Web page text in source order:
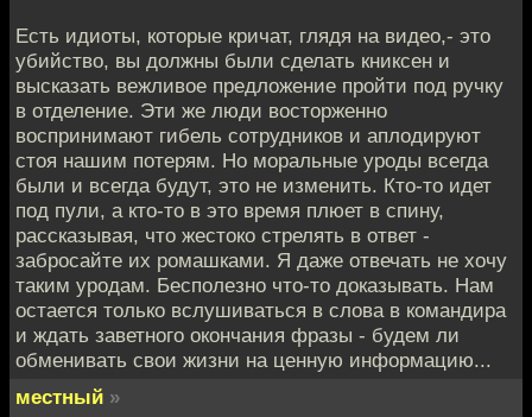
Есть идиоты, которые кричат, глядя на видео,- это
убийство, вы должны были сделать книксен и
высказать вежливое предложение пройти под ручку
в отделение. Эти же люди восторженно
воспринимают гибель сотрудников и аплодируют
стоя нашим потерям. Но моральные уроды всегда
были и всегда будут, это не изменить. Кто-то идет
под пули, а кто-то в это время плюет в спину,
рассказывая, что жестоко стрелять в ответ -
забросайте их ромашками. Я даже отвечать не хочу
таким уродам. Бесполезно что-то доказывать. Нам
остается только вслушиваться в слова в командира
и ждать заветного окончания фразы - будем ли
обменивать свои жизни на ценную информацию...
местный »